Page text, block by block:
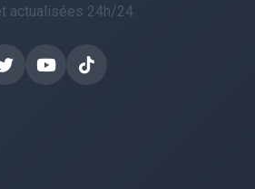
actualisées 24h/24.